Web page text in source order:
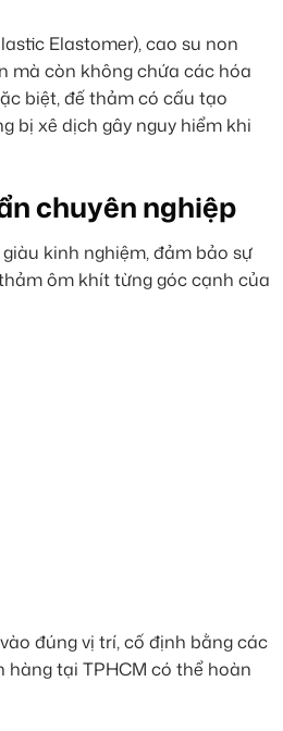
Elastomer), cao su non
mà còn không chứa các hóa
biệt, đế thảm có cấu tạo
bị xê dịch gây nguy hiểm khi
chuyên nghiệp
kinh nghiệm, đảm bảo sự
ôm khít từng góc cạnh của
đúng vị trí, cố định bằng các
tại TPHCM có thể hoàn